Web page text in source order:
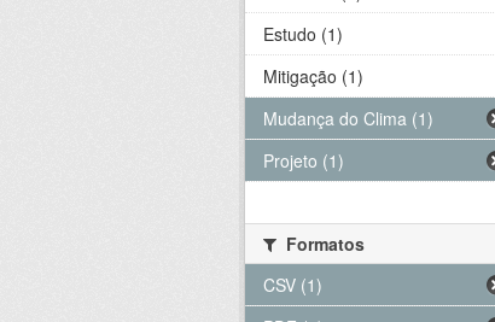
Estudo (1)
Mitigação (1)
Mudança do Clima (1)
Projeto (1)
Formatos
CSV (1)